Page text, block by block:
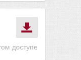
доступе